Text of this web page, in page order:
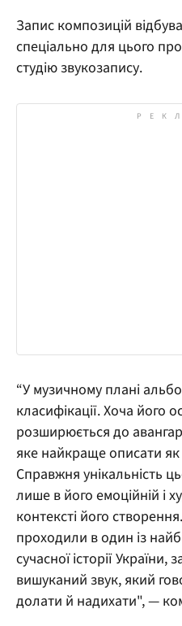
Запис композицій
спеціально для цього
студію звукозапису.
“У музичному плані
класифікації. Хоча його
розширюється до
яке найкраще описати
Справжня унікальність
лише в його емоційній і
контексті його
проходили в один із
сучасної історії
вишуканий звук, який
долати й надихати", —